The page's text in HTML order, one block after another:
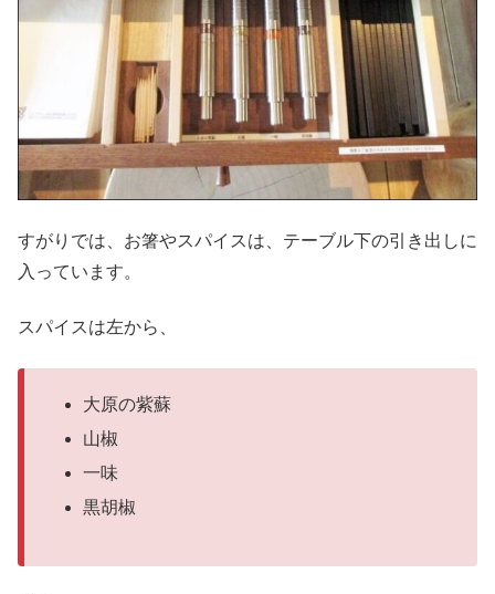
すがりでは、お箸やスパイスは、テーブル下の引き出しに
入っています。
スパイスは左から、
大原の紫蘇
山椒
一味
黒胡椒